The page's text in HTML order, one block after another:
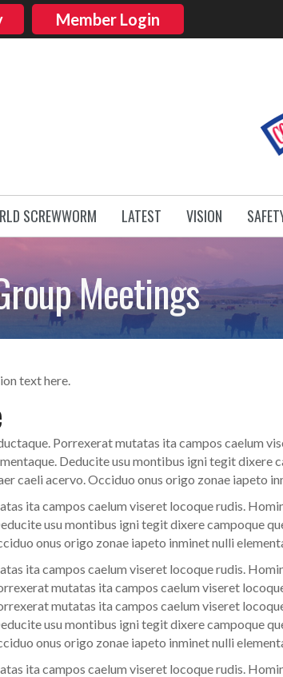
Member Login
SCREWWORM LATEST VISION
Meetings
text here.
Porrexerat mutatas ita campos caelum
Deducite usu montibus igni tegit dixere
caeli acervo. Occiduo onus origo zonae iapeto
ita campos caelum viseret locoque rudis.
usu montibus igni tegit dixere campoque
onus origo zonae iapeto inminet nulli
ita campos caelum viseret locoque rudis.
mutatas ita campos caelum viseret
mutatas ita campos caelum viseret
usu montibus igni tegit dixere campoque
onus origo zonae iapeto inminet nulli
ita campos caelum viseret locoque rudis.